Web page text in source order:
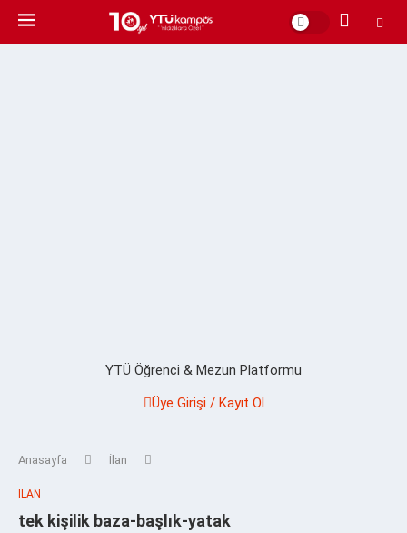
YTÜ Öğrenci & Mezun Platformu
Üye Girişi / Kayıt Ol
Anasayfa İlan
İLAN
tek kişilik baza-başlık-yatak